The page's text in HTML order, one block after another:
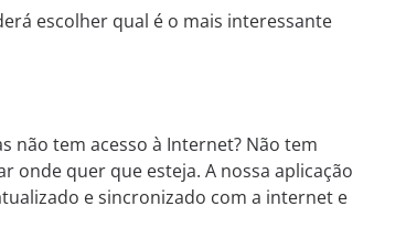
escolher qual é o mais interessante
não tem acesso à Internet? Não tem
onde quer que esteja. A nossa aplicação
e sincronizado com a internet e